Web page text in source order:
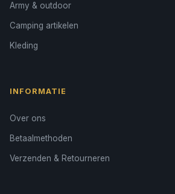
Army & outdoor
Camping artikelen
Kleding
INFORMATIE
Over ons
Betaalmethoden
Verzenden & Retourneren